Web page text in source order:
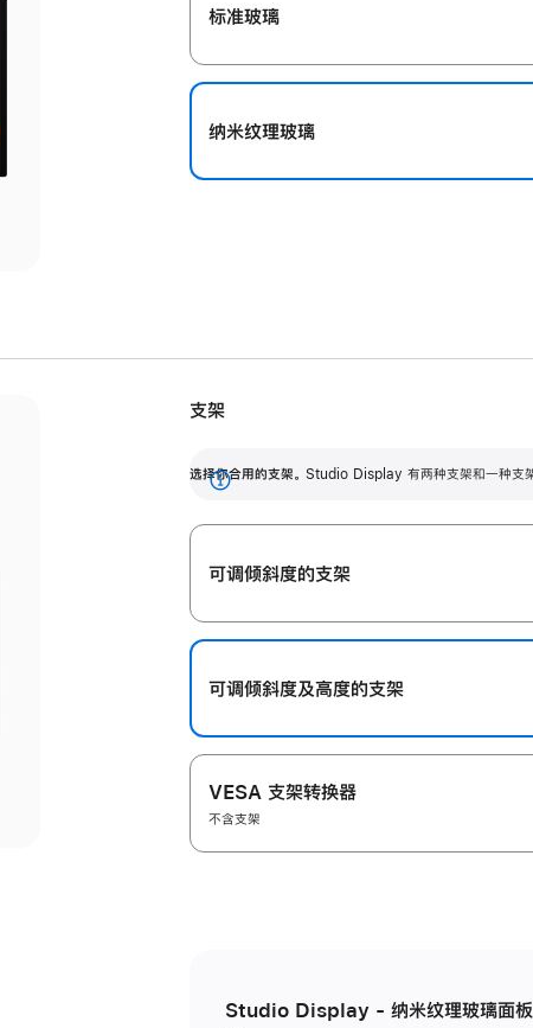
标准玻璃
纳米纹理玻璃
调节范围。
支架
选择你合用的支架。 Studio Display 有两种支架和一种支架
展
开
可调倾斜度的支架
可调倾斜度及高‍度的支‍架
VESA 支架转换器
不含支架
Studio Display - 纳米纹理玻璃面板